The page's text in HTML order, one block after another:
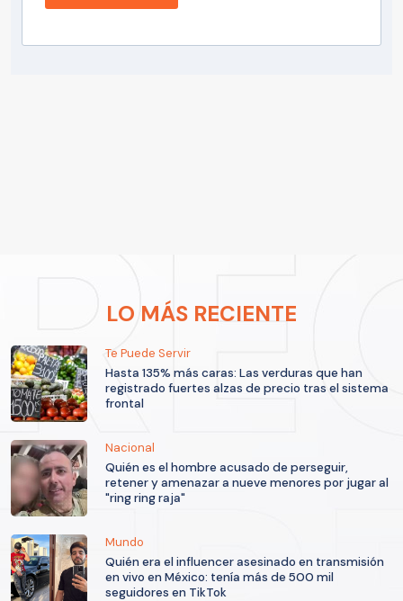
LO MÁS RECIENTE
Te Puede Servir
Hasta 135% más caras: Las verduras que han
registrado fuertes alzas de precio tras el sistema
frontal
Nacional
Quién es el hombre acusado de perseguir,
retener y amenazar a nueve menores por jugar al
"ring ring raja"
Mundo
Quién era el influencer asesinado en transmisión
en vivo en México: tenía más de 500 mil
seguidores en TikTok